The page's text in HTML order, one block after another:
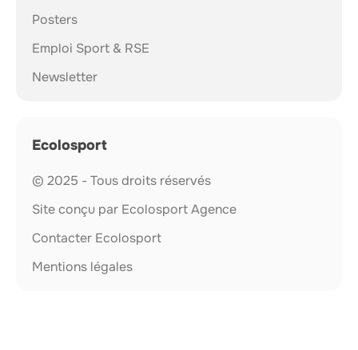
Posters
Emploi Sport & RSE
Newsletter
Ecolosport
© 2025 - Tous droits réservés
Site conçu par Ecolosport Agence
Contacter Ecolosport
Mentions légales